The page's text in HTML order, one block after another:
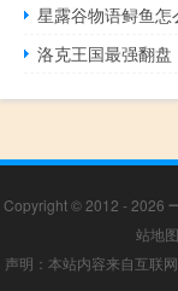
星露谷物语鲟鱼怎
洛克王国最强翻盘
Copyright © 2012 - 2026
站地图
声明：本站内容来自互联